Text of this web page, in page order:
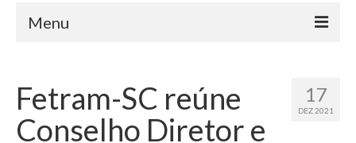
Menu
SINDICATOS FILIADOS
NOSSAS LUTAS
17
DEZ 2021
Fetram-SC reúne
Conselho Diretor e